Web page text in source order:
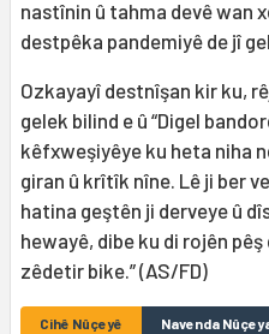
nastînin û tahma devê wan
destpêka pandemiyê de jî
Ozkayayî destnîşan kir ku,
gelek bilind e û “Digel
kêfxweşiyêye ku heta niha
giran û krîtîk nîne. Lê ji ber
hatina geştên ji derveye û
hewayê, dibe ku di rojên
zêdetir bike.” (AS/FD)
Cihê Nûçeyê Navenda